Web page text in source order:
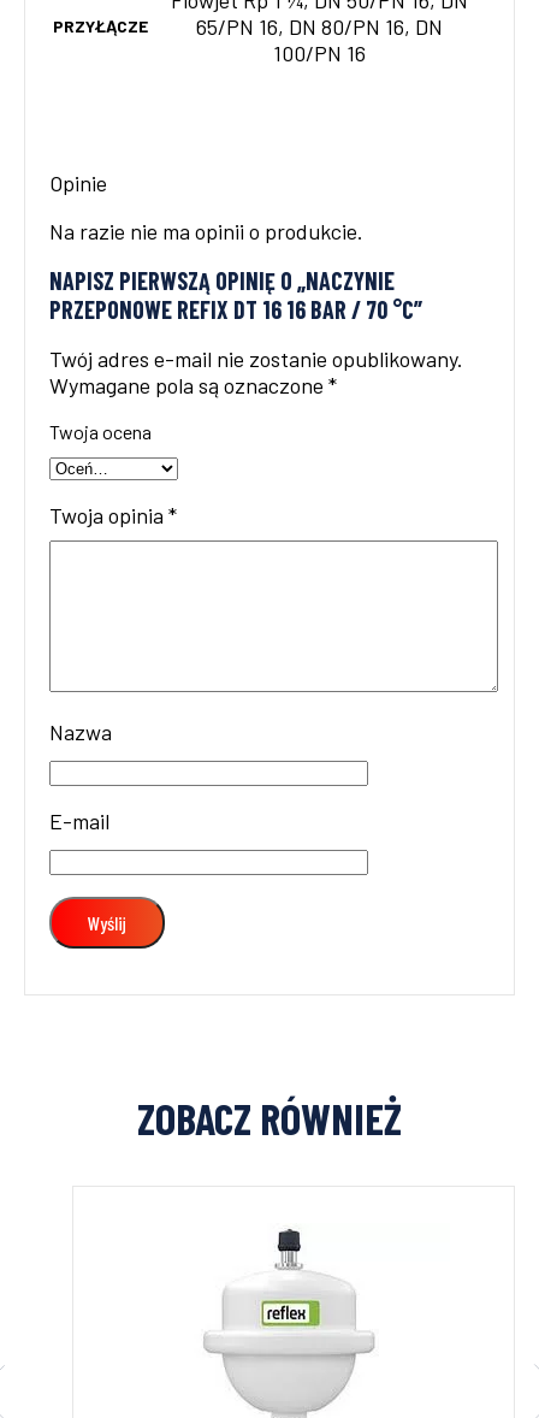
PRZYŁĄCZE
65/PN 16, DN 80/PN 16, DN
100/PN 16
Opinie
Na razie nie ma opinii o produkcie.
NAPISZ PIERWSZĄ OPINIĘ O „NACZYNIE
PRZEPONOWE REFIX DT 16 16 BAR / 70 °C”
Twój adres e-mail nie zostanie opublikowany.
Wymagane pola są oznaczone *
Twoja ocena
Twoja opinia *
Nazwa
E-mail
ZOBACZ RÓWNIEŻ